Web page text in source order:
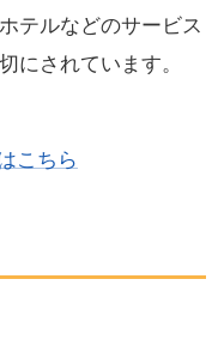
テルなどのサービス
にされています。
こちら